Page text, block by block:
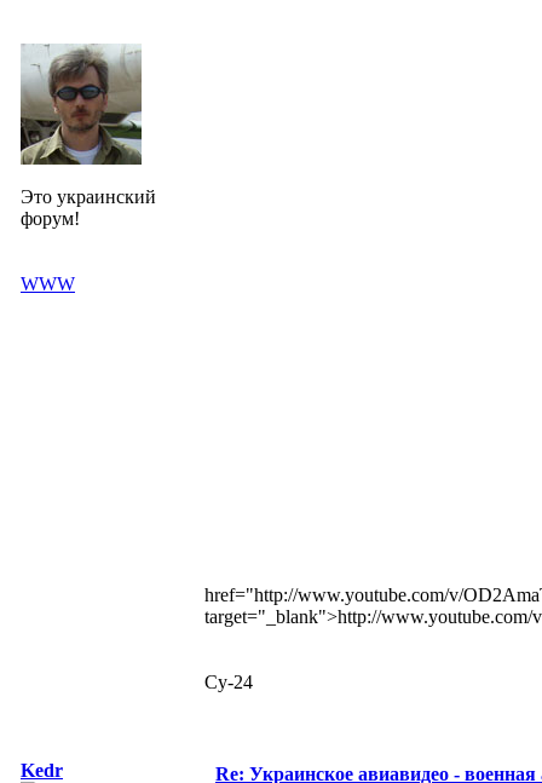
Это украинский
форум!
WWW
href="http://www.youtube.com/v/
target="_blank">http://
Су-24
Kedr
Re: Украинское авиавидео -